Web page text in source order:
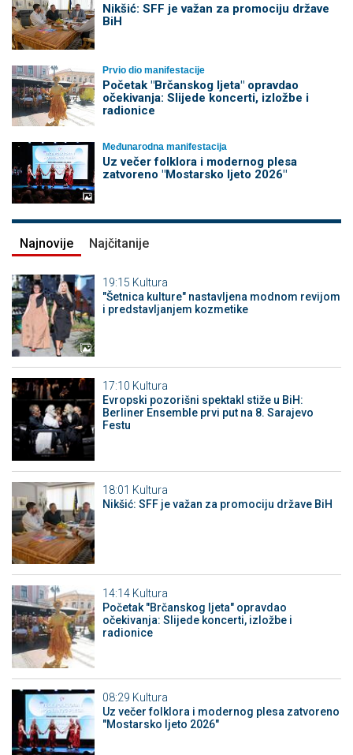
Nikšić: SFF je važan za promociju države
BiH
Prvio dio manifestacije
Početak "Brčanskog ljeta" opravdao
očekivanja: Slijede koncerti, izložbe i
radionice
Međunarodna manifestacija
Uz večer folklora i modernog plesa
zatvoreno "Mostarsko ljeto 2026"
Najnovije Najčitanije
19:15 Kultura
"Šetnica kulture" nastavljena modnom revijom
i predstavljanjem kozmetike
17:10 Kultura
Evropski pozorišni spektakl stiže u BiH:
Berliner Ensemble prvi put na 8. Sarajevo
Festu
18:01 Kultura
Nikšić: SFF je važan za promociju države BiH
14:14 Kultura
Početak "Brčanskog ljeta" opravdao
očekivanja: Slijede koncerti, izložbe i
radionice
08:29 Kultura
Uz večer folklora i modernog plesa zatvoreno
"Mostarsko ljeto 2026"